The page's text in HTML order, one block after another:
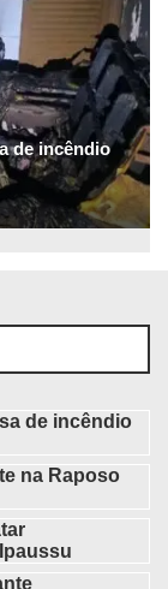
de incêndio
de incêndio
na Raposo